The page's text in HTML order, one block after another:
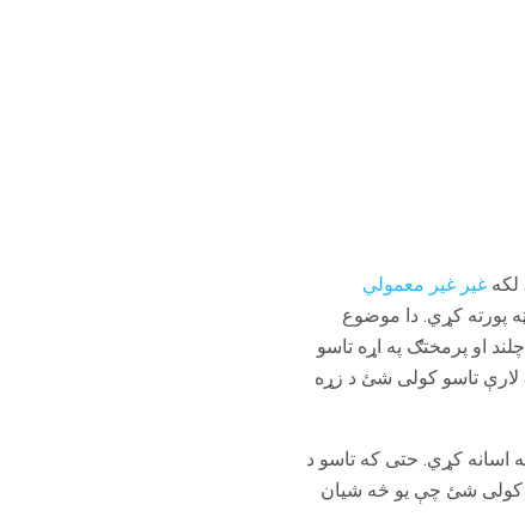
لکه غیر غیر معمولي
پورته کړي. دا موضوع
او پرمختګ په اړه تاسو
لارې تاسو کولی شئ د زړه
اسانه کړي. حتی که تاسو د
کولی شئ چې یو څه شیان